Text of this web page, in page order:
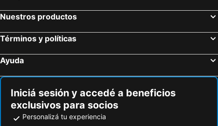
Nuestros productos
Términos y políticas
Ayuda
Iniciá sesión y accedé a beneficios
exclusivos para socios
Personalizá tu experiencia